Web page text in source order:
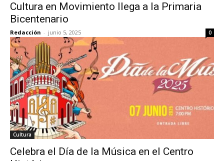
Cultura en Movimiento llega a la Primaria
Bicentenario
Redacción - junio 5, 2025 0
Cultura
Celebra el Día de la Música en el Centro